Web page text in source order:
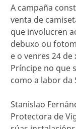
A campaña
venta de
que involucren
debuxo ou
e o venres 24
Príncipe no que
como a labor da
Stanislao
Protectora de